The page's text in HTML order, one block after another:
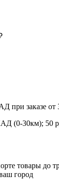
при заказе от
(0-30км); 50
товары до
город